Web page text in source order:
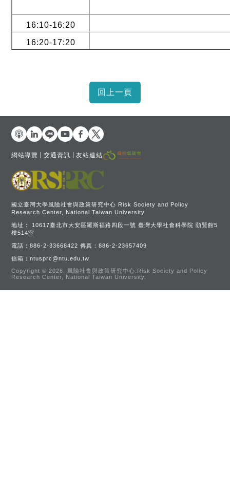
16:10-16:20
16:20-17:20
國立臺灣大學風險社會與政策研究中心 Risk Society and Policy
Research Center, National Taiwan University
地址： 10617臺北市大安區羅斯福路四段一號 臺灣大學社會科學院 頤賢館5
樓514室
電話：886-2-33668422 傳真：886-2-23657409
信箱：ntusprc@ntu.edu.tw
Copyright © 2026.
風險社會與政策研究中心.Risk Society and Policy
Research Center, National Taiwan University.
網站導覽 交通資訊 友站連結